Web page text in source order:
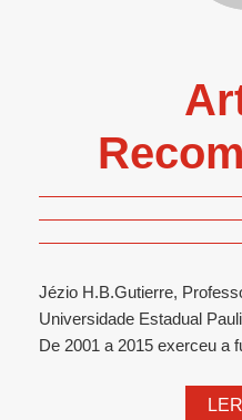
Jézio H.B.Gutierre,
Universidade Estadual
De 2001 a 2015 exerceu a